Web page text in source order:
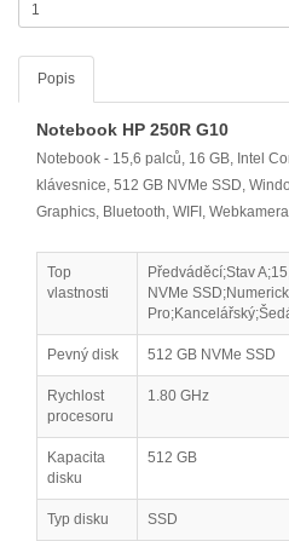
Popis
Notebook HP 250R G10
Notebook - 15,6 palců, 16 GB, Intel
klávesnice, 512 GB NVMe SSD,
Graphics, Bluetooth, WIFI, Webkamera
Top
vlastnosti
Předváděcí;Stav
NVMe
Pevný disk 512 GB NVMe SSD
Rychlost
procesoru
1.80 GHz
Kapacita
disku
512 GB
Typ disku SSD